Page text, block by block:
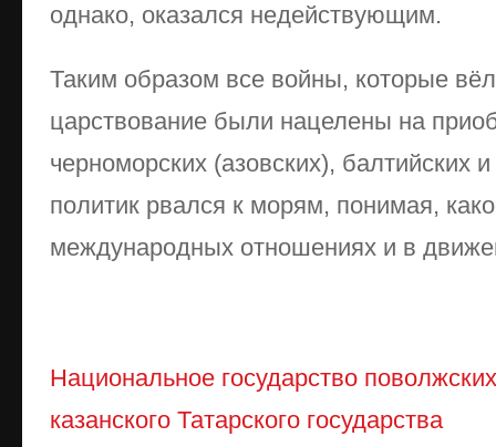
однако, оказался недействующим.
Таким образом все войны, которые
царствование были нацелены на
черноморских (азовских), балтийских
политик рвался к морям, понимая,
международных отношениях и в
Национальное государство
казанского Татарского государства